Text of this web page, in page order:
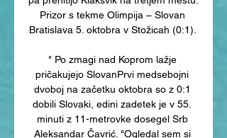
Prizor s tekme Olimpija – Slovan
Bratislava 5. oktobra v Stožicah (0:1).
" Po zmagi nad Koprom lažje
pričakujejo SlovanPrvi medsebojni
dvoboj na začetku oktobra so z 0:1
dobili Slovaki, edini zadetek je v 55.
minuti z 11-metrovke dosegel Srb
Aleksandar Čavrić. "Ogledal sem si